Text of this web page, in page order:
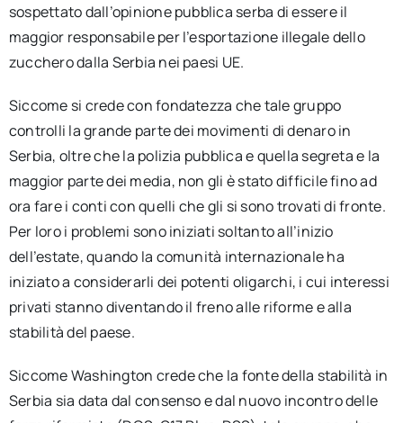
sospettato dall’opinione pubblica serba di essere il
maggior responsabile per l’esportazione illegale dello
zucchero dalla Serbia nei paesi UE.
Siccome si crede con fondatezza che tale gruppo
controlli la grande parte dei movimenti di denaro in
Serbia, oltre che la polizia pubblica e quella segreta e la
maggior parte dei media, non gli è stato difficile fino ad
ora fare i conti con quelli che gli si sono trovati di fronte.
Per loro i problemi sono iniziati soltanto all’inizio
dell’estate, quando la comunità internazionale ha
iniziato a considerarli dei potenti oligarchi, i cui interessi
privati stanno diventando il freno alle riforme e alla
stabilità del paese.
Siccome Washington crede che la fonte della stabilità in
Serbia sia data dal consenso e dal nuovo incontro delle